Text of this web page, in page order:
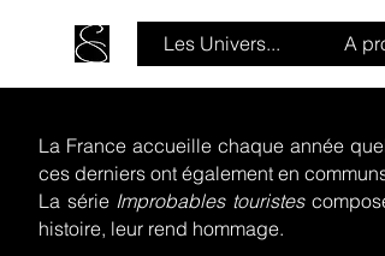
Les Univers... A
La France accueille chaque année
ces derniers ont également en
La série Improbables touristes
histoire, leur rend hommage.